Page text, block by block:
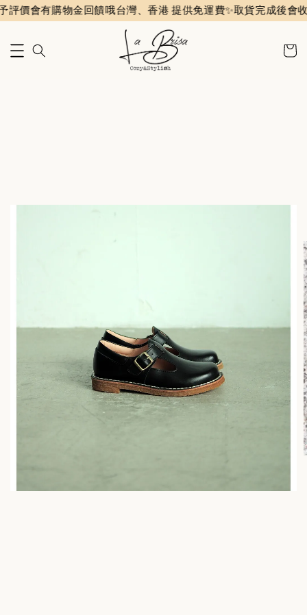
購物金回饋哦台灣、香港 提供免運費✨️取貨完成後會收到評價